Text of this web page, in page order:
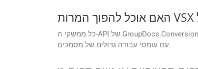
כל ממשקי ה-API של GroupDocs.Conversion Cloud מאפשרים עיבוד אצווה והמרה של קבצי VSX בודדים ל-ODP בקריאת API אחת. תכונה זו שימושית למדי עבור ארגונים העובדים
עם עומסי עבודה גדולים של מסמכים.